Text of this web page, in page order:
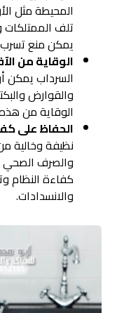
المحيطة مثل
تلف الممتلكات
يمكن منع تسرب
الوقاية من
السرداب يمكن
والقوارض
الوقاية من
الحفاظ على
نظيفة وخالية
والصرف الصحي
كفاءة النظام
والانسدادات.